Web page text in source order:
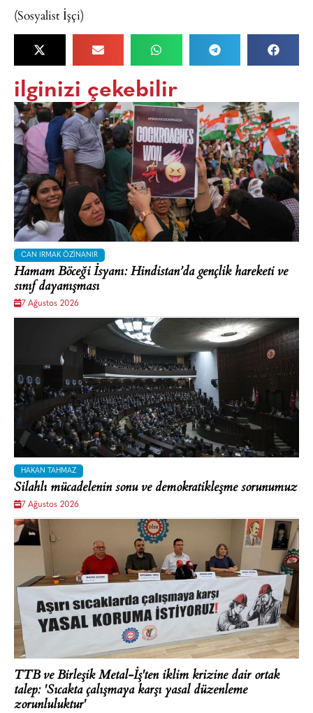
(Sosyalist İşçi)
ilginizi çekebilir
CAN IRMAK ÖZINANIR
Hamam Böceği İsyanı: Hindistan’da gençlik hareketi ve
sınıf dayanışması
7 Ağustos 2026
HAKAN TAHMAZ
Silahlı mücadelenin sonu ve demokratikleşme sorunumuz
7 Ağustos 2026
TTB ve Birleşik Metal-İş'ten iklim krizine dair ortak
talep: 'Sıcakta çalışmaya karşı yasal düzenleme
zorunluluktur'